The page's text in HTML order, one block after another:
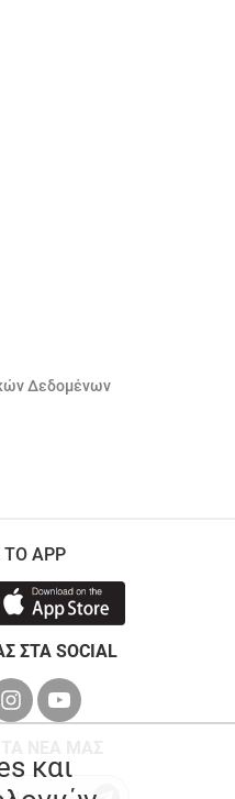
Δεδομένων
APP
ΣΤΑ SOCIAL
και